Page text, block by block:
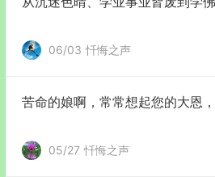
06/03 忏悔之声
苦命的娘啊，常常想起您的大恩
05/27 忏悔之声